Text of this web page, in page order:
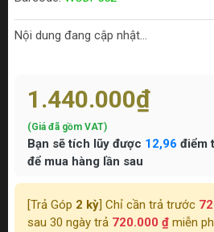
Nội dung đang cập nhật...
1.440.000₫
(Giá đã gồm VAT)
Bạn sẽ tích lũy được 12,96 điểm
để mua hàng lần sau
[Trả Góp 2 kỳ ] Chỉ cần trả trước
sau 30 ngày trả 720.000 ₫ miễn